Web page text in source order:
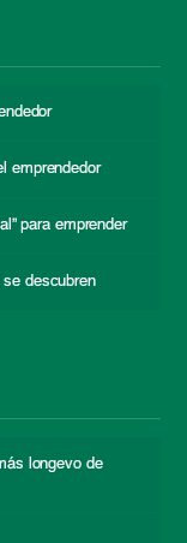
emprendedor
para emprender
se descubren
longevo de